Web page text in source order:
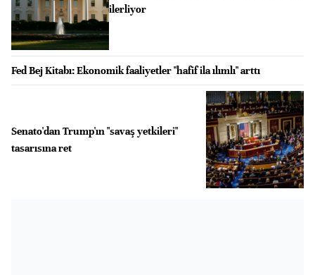
ilerliyor
Fed Bej Kitabı: Ekonomik faaliyetler "hafif ila ılımlı" arttı
Senato'dan Trump'ın "savaş yetkileri"
tasarısına ret